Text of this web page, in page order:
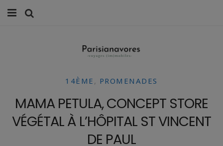
FAMILLE
VOYAGES
WEEK-ENDS
14ÈME , PROMENADES
MAMA PETULA, CONCEPT STORE
VÉGÉTAL À L’HÔPITAL ST VINCENT
DE PAUL